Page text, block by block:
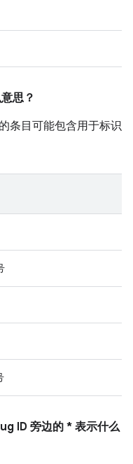
思？
条目可能包含用于标识
ID 旁边的 * 表示什么